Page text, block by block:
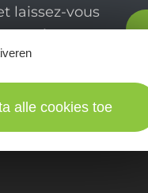
laissez-vous
en Aveyron.
alle cookies toe